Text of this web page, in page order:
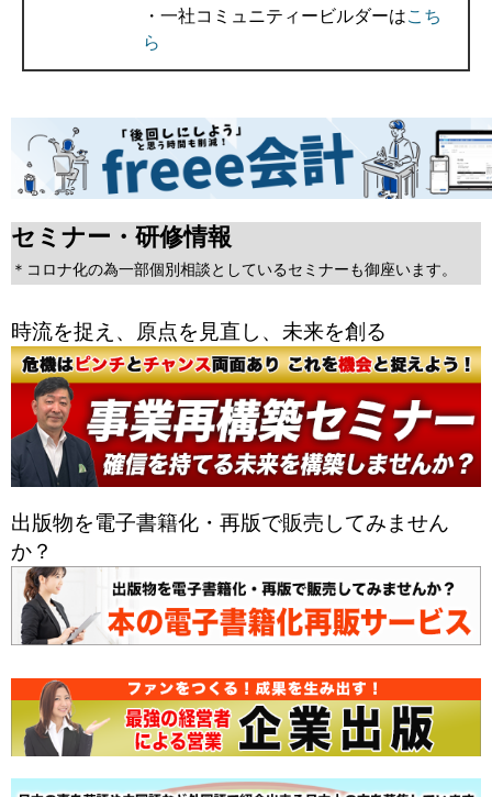
・一社コミュニティービルダーはこち
ら
セミナー・研修情報
＊コロナ化の為一部個別相談としているセミナーも御座います。
時流を捉え、原点を見直し、未来を創る
出版物を電子書籍化・再版で販売してみません
か？